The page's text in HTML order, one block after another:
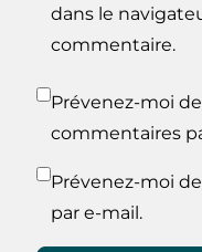
dans le
commentaire.
Prévenez-moi
commentaires
Prévenez-moi
par e-mail.